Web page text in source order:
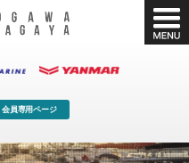
会員専用ページ